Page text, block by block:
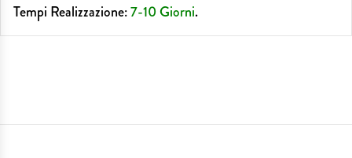
Tempi Realizzazione:7-10 Giorni.